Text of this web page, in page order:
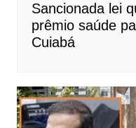
Sancionada lei
prêmio saúde
Cuiabá